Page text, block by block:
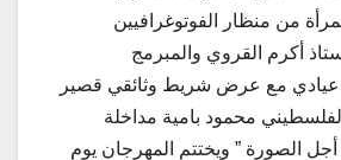
من منظار الفوتوغرافيين
أكرم القروي والمبرمج
عيادي مع عرض شريط وثائقي قصير
محمود بامية مداخلة
أجل الصورة ” ويختتم المهرجان يوم